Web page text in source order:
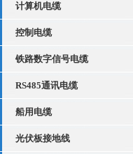
计算机电缆
控制电缆
铁路数字信号电缆
RS485通讯电缆
船用电缆
光伏板接地线